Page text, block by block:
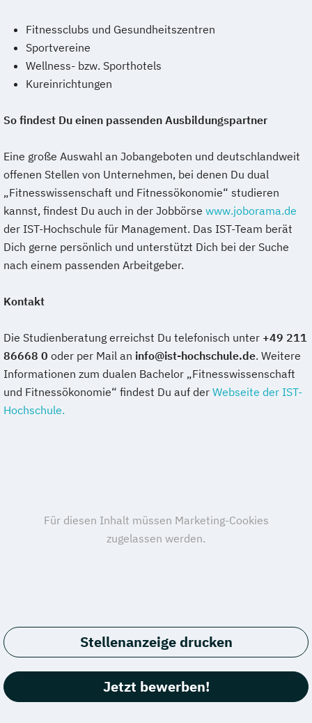
Fitnessclubs und Gesundheitszentren
Sportvereine
Wellness- bzw. Sporthotels
Kureinrichtungen
So findest Du einen passenden Ausbildungspartner
Eine große Auswahl an Jobangeboten und deutschlandweit
offenen Stellen von Unternehmen, bei denen Du dual
„Fitnesswissenschaft und Fitnessökonomie“ studieren
kannst, findest Du auch in der Jobbörse www.joborama.de
der IST-Hochschule für Management. Das IST-Team berät
Dich gerne persönlich und unterstützt Dich bei der Suche
nach einem passenden Arbeitgeber.
Kontakt
Die Studienberatung erreichst Du telefonisch unter +49 211
86668 0 oder per Mail an info@ist-hochschule.de. Weitere
Informationen zum dualen Bachelor „Fitnesswissenschaft
und Fitnessökonomie“ findest Du auf der Webseite der IST-
Hochschule.
Stellenanzeige drucken
Jetzt bewerben!